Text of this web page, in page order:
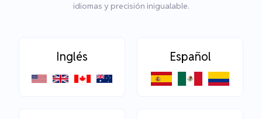
idiomas y precisión inigualable.
Inglés Español